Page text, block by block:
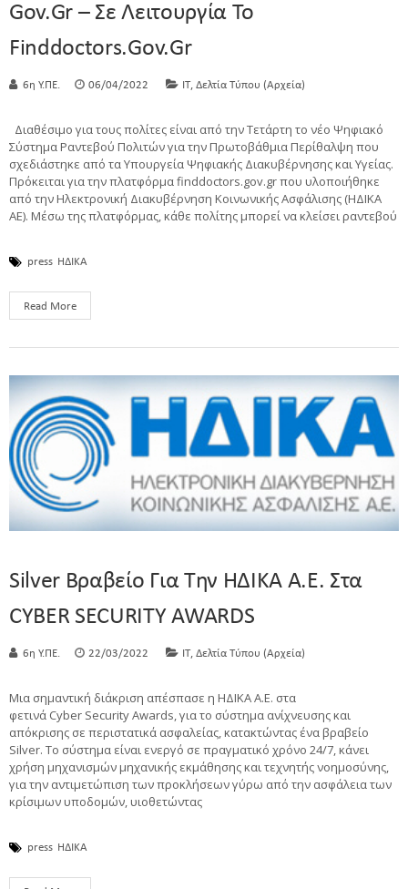
Gov.gr – Σε Λειτουργία Το
Finddoctors.gov.gr
6η Υ.ΠΕ. 06/04/2022 IT, Δελτία Τύπου (Αρχεία)
Διαθέσιμο για τους πολίτες είναι από την Τετάρτη το νέο Ψηφιακό
Σύστημα Ραντεβού Πολιτών για την Πρωτοβάθμια Περίθαλψη που
σχεδιάστηκε από τα Υπουργεία Ψηφιακής Διακυβέρνησης και Υγείας.
Πρόκειται για την πλατφόρμα finddoctors.gov.gr που υλοποιήθηκε
από την Ηλεκτρονική Διακυβέρνηση Κοινωνικής Ασφάλισης (ΗΔΙΚΑ
ΑΕ). Μέσω της πλατφόρμας, κάθε πολίτης μπορεί να κλείσει ραντεβού
press ΗΔΙΚΑ
Read More
Silver Βραβείο Για Την ΗΔΙΚΑ Α.Ε. Στα
CYBER SECURITY AWARDS
6η Υ.ΠΕ. 22/03/2022 IT, Δελτία Τύπου (Αρχεία)
Μια σημαντική διάκριση απέσπασε η ΗΔΙΚΑ Α.Ε. στα
φετινά Cyber Security Awards, για το σύστημα ανίχνευσης και
απόκρισης σε περιστατικά ασφαλείας, κατακτώντας ένα βραβείο
Silver. Το σύστημα είναι ενεργό σε πραγματικό χρόνο 24/7, κάνει
χρήση μηχανισμών μηχανικής εκμάθησης και τεχνητής νοημοσύνης,
για την αντιμετώπιση των προκλήσεων γύρω από την ασφάλεια των
κρίσιμων υποδομών, υιοθετώντας
press ΗΔΙΚΑ